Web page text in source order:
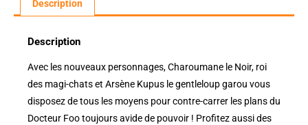
Description
Description
Avec les nouveaux personnages, Charoumane le Noir, roi
des magi-chats et Arsène Kupus le gentleloup garou vous
disposez de tous les moyens pour contre-carrer les plans du
Docteur Foo toujours avide de pouvoir ! Profitez aussi des